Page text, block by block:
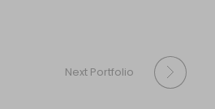
Next Portfolio